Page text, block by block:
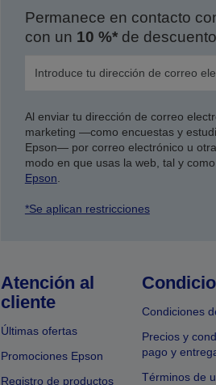
Permanece en contacto
con un 10 %*de
Al enviar tu dirección de correo
marketing —como encuestas y
Epson— por correo electrónico u
modo en que usas la web, tal y
Epson
*Se aplican restricciones
Atención al
cliente
Últimas ofertas
Promociones Epson
Registro de productos
Condiciones
Precios y
pago y
Términos de